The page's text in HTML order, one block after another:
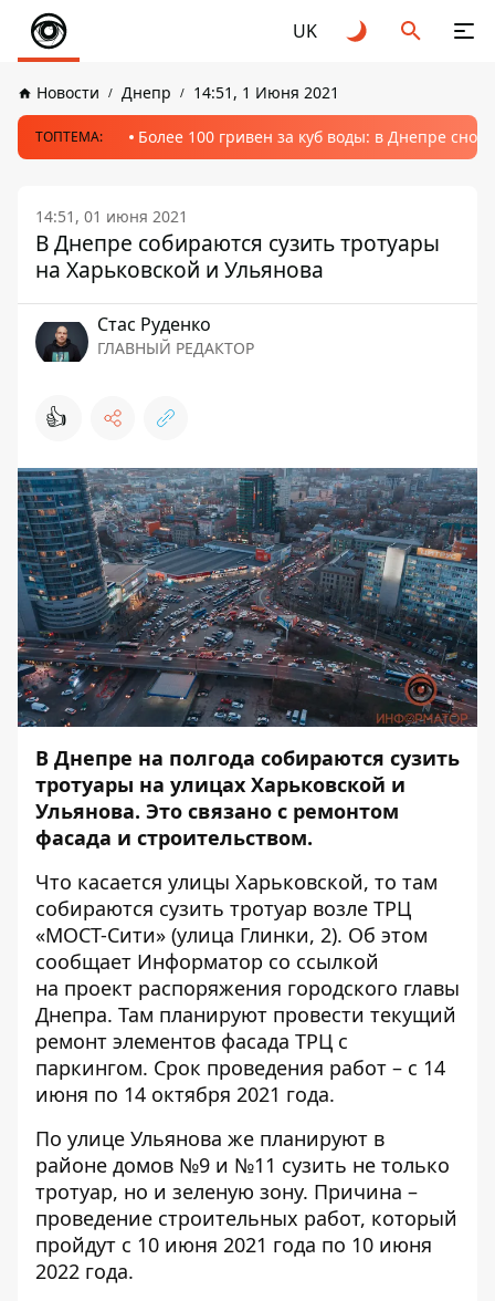
UK
Новости Днепр 14:51, 1 Июня 2021
ТОПТЕМА: Более 100 гривен за куб воды: в Днепре
14:51, 01 июня 2021
В Днепре собираются сузить тротуары
на Харьковской и Ульянова
Стаc Руденко
ГЛАВНЫЙ РЕДАКТОР
👍
В Днепре на полгода собираются сузить
тротуары на улицах Харьковской и
Ульянова. Это связано с ремонтом
фасада и строительством.
Что касается улицы Харьковской, то там
собираются сузить тротуар возле ТРЦ
«МОСТ-Сити» (улица Глинки, 2). Об этом
сообщает Информатор со ссылкой
на проект распоряжения городского главы
Днепра. Там планируют провести текущий
ремонт элементов фасада ТРЦ с
паркингом. Срок проведения работ – с 14
июня по 14 октября 2021 года.
По улице Ульянова же планируют в
районе домов №9 и №11 сузить не только
тротуар, но и зеленую зону. Причина –
проведение строительных работ, который
пройдут с 10 июня 2021 года по 10 июня
2022 года.